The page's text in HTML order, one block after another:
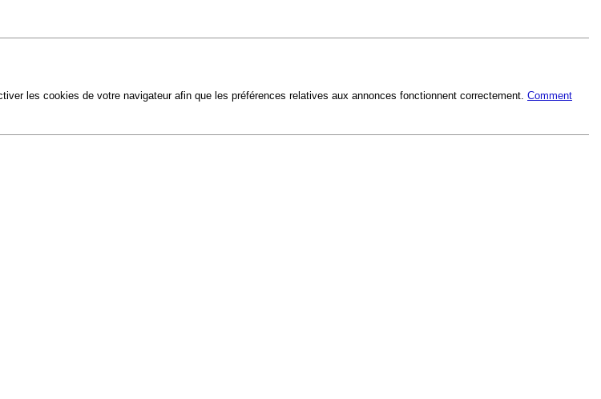
les cookies de votre navigateur afin que les préférences relatives aux annonces fonctionnent correctement. Comment